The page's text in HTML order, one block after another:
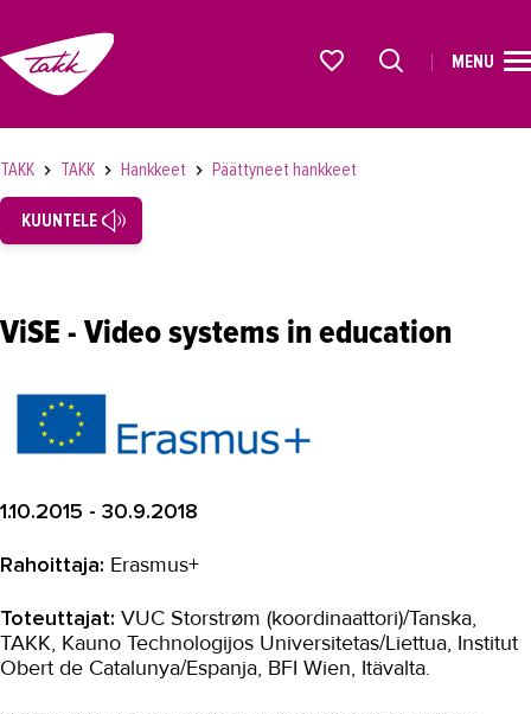
OPISKELIJAKSI
YRITYKSILLE
Tampereen Aikuiskoulutuskeskus
Vastuullisuus
Hankkeet
Digikyvykkyys II
DT4VET
Digitaaliset työvälineet ja
julkaisujärjestelmät -koulutukset
MENU
TAKK TAKK Hankkeet Päättyneet hankkeet
KUUNTELE
ViSE - Video systems in education
1.10.2015 - 30.9.2018
Rahoittaja: Erasmus+
Toteuttajat: VUC Storstrøm (koordinaattori)/Tanska,
TAKK, Kauno Technologijos Universitetas/Liettua, Institut
Obert de Catalunya/Espanja, BFI Wien, Itävalta.